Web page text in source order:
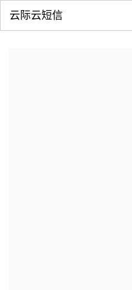
云际云短信